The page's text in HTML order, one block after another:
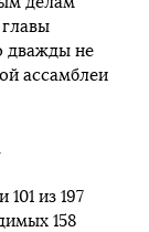
дважды не
ассамблеи
.
из 197
158